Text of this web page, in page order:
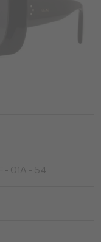
- 01A - 54